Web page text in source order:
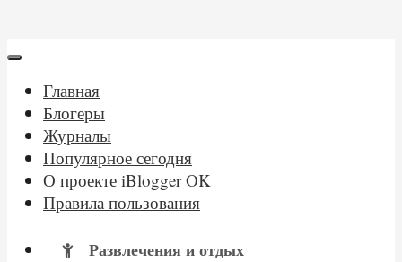
Главная
Блогеры
Журналы
Популярное сегодня
О проекте iBlogger OK
Правила пользования
Развлечения и отдых